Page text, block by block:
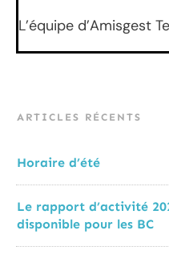
L’équipe d’Amisgest
ARTICLES RÉCENTS
Horaire d’été
Le rapport d’activité
disponible pour les BC